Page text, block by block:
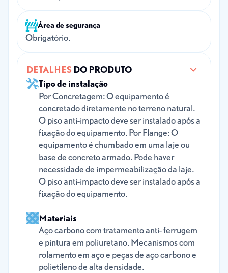
Área de segurança
Obrigatório.
DETALHESDO PRODUTO
Tipo de instalação
Por Concretagem: O equipamento é
concretado diretamente no terreno natural.
O piso anti-impacto deve ser instalado após a
fixação do equipamento. Por Flange: O
equipamento é chumbado em uma laje ou
base de concreto armado. Pode haver
necessidade de impermeabilização da laje.
O piso anti-impacto deve ser instalado após a
fixação do equipamento.
Materiais
Aço carbono com tratamento anti- ferrugem
e pintura em poliuretano. Mecanismos com
rolamento em aço e peças de aço carbono e
polietileno de alta densidade.